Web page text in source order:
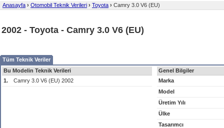
Anasayfa › Otomobil Teknik Verileri › Toyota › Camry 3.0 V6 (EU)
2002 - Toyota - Camry 3.0 V6 (EU)
Tüm Teknik Veriler
Bu Modelin Teknik Verileri
1.
Camry 3.0 V6 (EU) 2002
Genel Bilgiler
Marka
Model
Üretim Yılı
Ülke
Tasarımcı